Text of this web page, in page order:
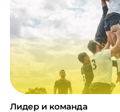
Лидер и команда